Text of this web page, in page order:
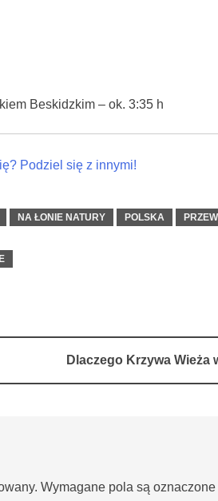
Beskidzkim – ok. 3:35 h
Podziel się z innymi!
NA ŁONIE NATURY POLSKA
Dlaczego Krzywa Wieża
Wymagane pola są oznaczone